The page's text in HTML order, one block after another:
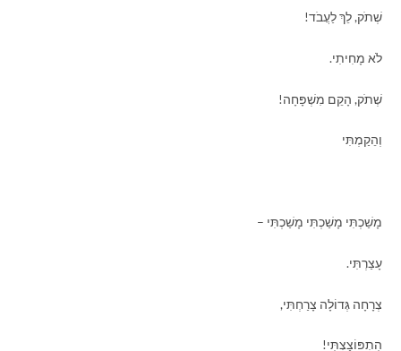
שְׁתֹק, לֵךְ לַעֲבֹד!
לֹא מָחִיתִי.
שְׁתֹק, הָקֵם מִשְׁפָּחָה!
וְהֵקַמְתִּי
מָשַׁכְתִּי מָשַׁכְתִּי מָשַׁכְתִּי –
עָצַרְתִּי.
צְרָחָה גְּדוֹלָה צָרַחְתִּי,
הִתְפּוֹצַצְתִּי!